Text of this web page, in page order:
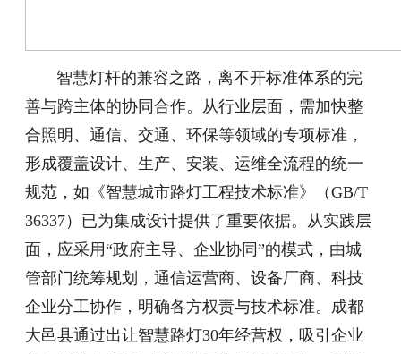
智慧灯杆的兼容之路，离不开标准体系的完
善与跨主体的协同合作。从行业层面，需加快整
合照明、通信、交通、环保等领域的专项标准，
形成覆盖设计、生产、安装、运维全流程的统一
规范，如《智慧城市路灯工程技术标准》（GB/T
36337）已为集成设计提供了重要依据。从实践层
面，应采用“政府主导、企业协同”的模式，由城
管部门统筹规划，通信运营商、设备厂商、科技
企业分工协作，明确各方权责与技术标准。成都
大邑县通过出让智慧路灯30年经营权，吸引企业